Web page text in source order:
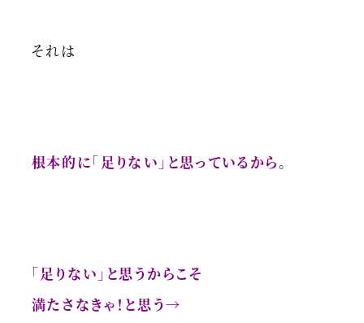
それは
根本的に「足りない」と思っているから。
「足りない」と思うからこそ
満たさなきゃ！と思う→